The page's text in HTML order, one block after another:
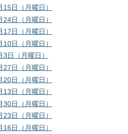
日（月曜日）
日（月曜日）
日（月曜日）
日（月曜日）
日（月曜日）
日（月曜日）
日（月曜日）
日（月曜日）
日（月曜日）
日（月曜日）
日（月曜日）